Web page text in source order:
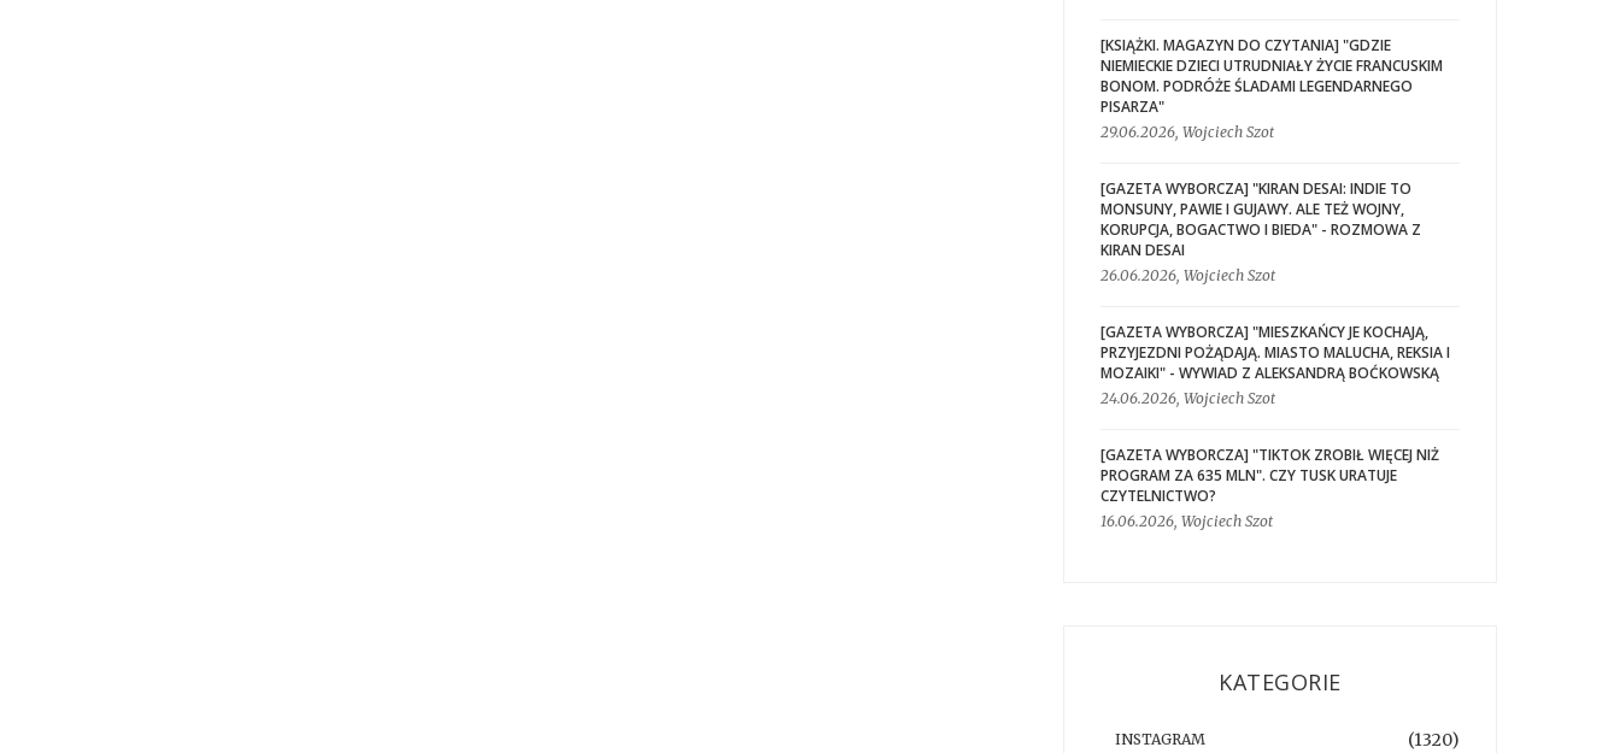
[KSIĄŻKI. MAGAZYN DO CZYTANIA] "GDZIE
NIEMIECKIE DZIECI UTRUDNIAŁY ŻYCIE FRANCUSKIM
BONOM. PODRÓŻE ŚLADAMI LEGENDARNEGO
PISARZA"
29.06.2026, Wojciech Szot
[GAZETA WYBORCZA] "KIRAN DESAI: INDIE TO
MONSUNY, PAWIE I GUJAWY. ALE TEŻ WOJNY,
KORUPCJA, BOGACTWO I BIEDA" - ROZMOWA Z
KIRAN DESAI
26.06.2026, Wojciech Szot
[GAZETA WYBORCZA] "MIESZKAŃCY JE KOCHAJĄ,
PRZYJEZDNI POŻĄDAJĄ. MIASTO MALUCHA, REKSIA I
MOZAIKI" - WYWIAD Z ALEKSANDRĄ BOĆKOWSKĄ
24.06.2026, Wojciech Szot
[GAZETA WYBORCZA] "TIKTOK ZROBIŁ WIĘCEJ NIŻ
PROGRAM ZA 635 MLN". CZY TUSK URATUJE
CZYTELNICTWO?
16.06.2026, Wojciech Szot
KATEGORIE
INSTAGRAM (1320)